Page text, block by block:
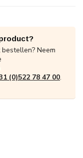
Neem
(0)522 78 47 00.